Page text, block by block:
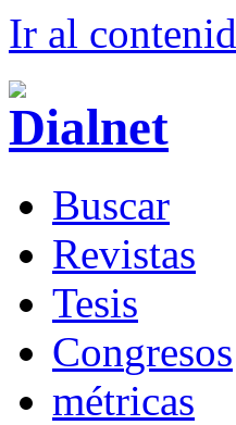
Ir al contenid
Buscar
Revistas
Tesis
Congresos
métricas